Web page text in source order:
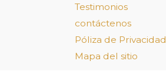
Testimonios
contáctenos
Póliza de Privacidad
Mapa del sitio